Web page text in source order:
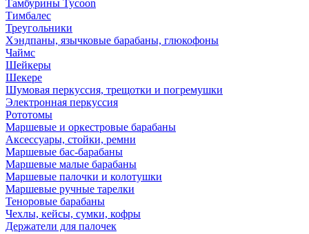
Тамбурины Tycoon
Тимбалес
Треугольники
Хэндпаны, язычковые барабаны, глюкофоны
Чаймс
Шейкеры
Шекере
Шумовая перкуссия, трещотки и погремушки
Электронная перкуссия
Рототомы
Маршевые и оркестровые барабаны
Аксессуары, стойки, ремни
Маршевые бас-барабаны
Маршевые малые барабаны
Маршевые палочки и колотушки
Маршевые ручные тарелки
Теноровые барабаны
Чехлы, кейсы, сумки, кофры
Держатели для палочек